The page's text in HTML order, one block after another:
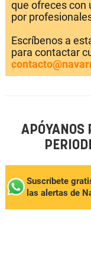
que ofreces con
por
Escríbenos a
para contactar
APÓYANOS
Suscríbete
las alertas de